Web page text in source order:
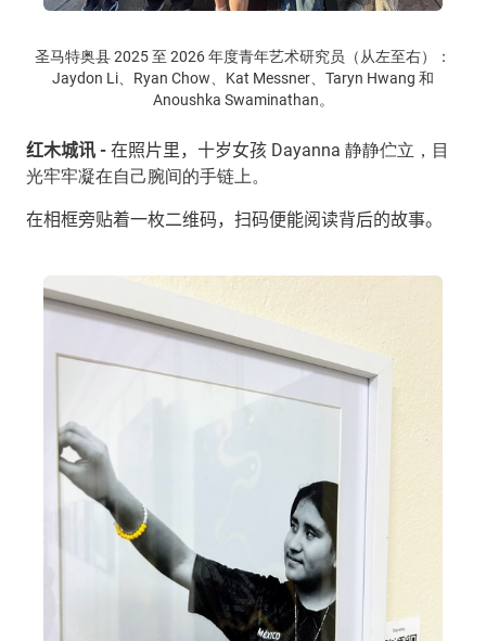
圣马特奥县 2025 至 2026 年度青年艺术研究员（从左至右）：
Jaydon Li、Ryan Chow、Kat Messner、Taryn Hwang 和
Anoushka Swaminathan。
红木城讯-在照片里，十岁女孩 Dayanna 静静伫立，目
光牢牢凝在自己腕间的手链上。
在相框旁贴着一枚二维码，扫码便能阅读背后的故事。